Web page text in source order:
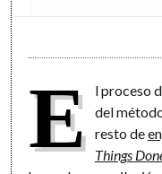
E l proceso
del
resto de
Things